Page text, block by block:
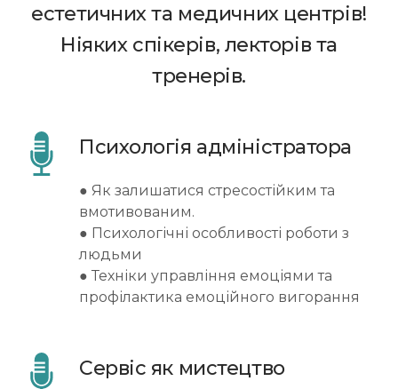
естетичних та медичних центрів!
Ніяких спікерів, лекторів та
тренерів.
Психологія адміністратора
● Як залишатися стресостійким та
вмотивованим.
● Психологічні особливості роботи з
людьми
● Техніки управління емоціями та
профілактика емоційного вигорання
Сервіс як мистецтво